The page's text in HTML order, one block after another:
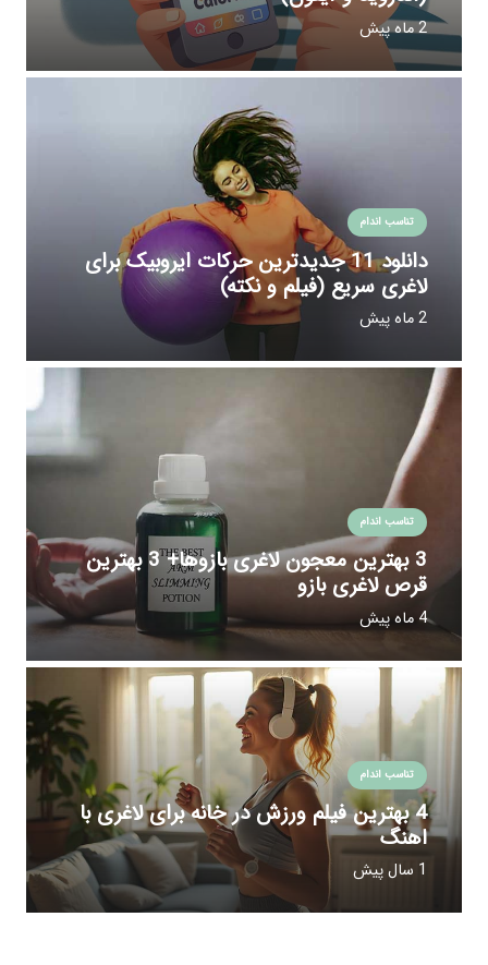
2 ماه پیش
تناسب اندام
دانلود 11 جدیدترین حرکات ایروبیک برای
لاغری سریع (فیلم و نکته)
2 ماه پیش
تناسب اندام
3 بهترین معجون لاغری بازوها+ 3 بهترین
قرص لاغری بازو
4 ماه پیش
تناسب اندام
4 بهترین فیلم ورزش در خانه برای لاغری با
اهنگ
1 سال پیش